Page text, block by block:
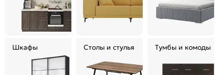
Шкафы Столы и стулья Тумбы и комоды